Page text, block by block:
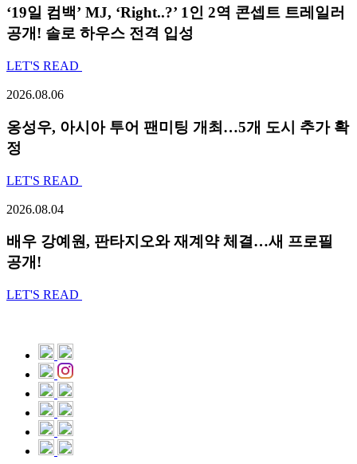
‘19일 컴백’ MJ, ‘Right..?’ 1인 2역 콘셉트 트레일러
공개! 솔로 하우스 전격 입성
LET'S READ
2026.08.06
옹성우, 아시아 투어 팬미팅 개최…5개 도시 추가 확
정
LET'S READ
2026.08.04
배우 강예원, 판타지오와 재계약 체결…새 프로필
공개!
LET'S READ